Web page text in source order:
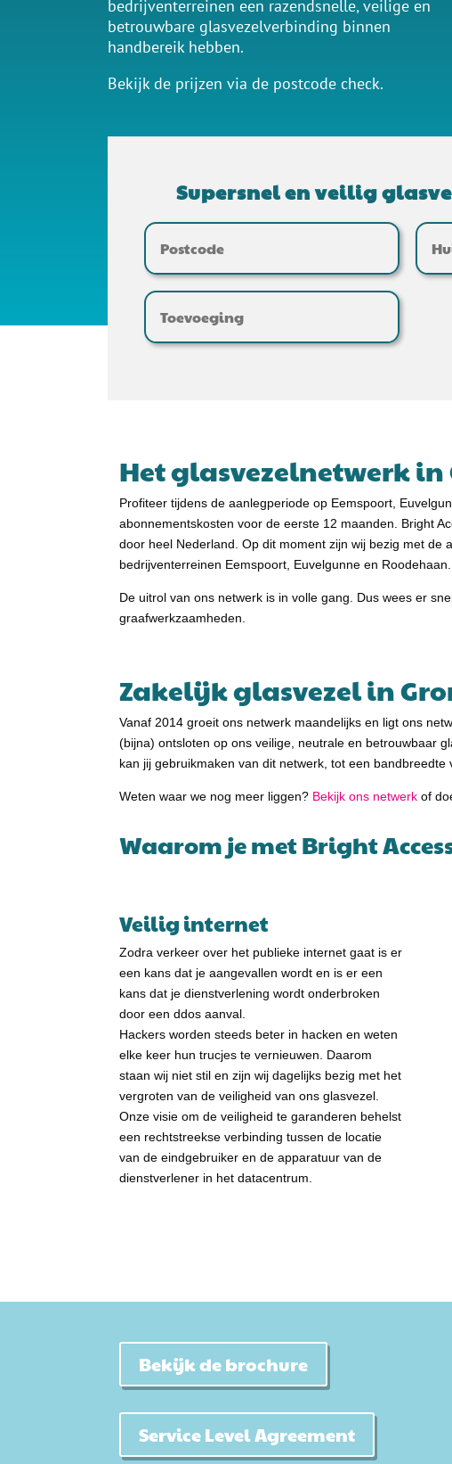
bedrijventerreinen een razendsnelle, veilige en
betrouwbare glasvezelverbinding binnen
handbereik hebben.
Bekijk de prijzen via de postcode check.
Supersnel en veilig
Het glasvezelnetwerk
Profiteer tijdens de aanlegperiode op Eemspoort,
abonnementskosten voor de eerste 12 maanden. Bright
door heel Nederland. Op dit moment zijn wij bezig met de
bedrijventerreinen Eemspoort, Euvelgunne en Roodehaan.
De uitrol van ons netwerk is in volle gang. Dus wees er
graafwerkzaamheden.
Zakelijk glasvezel in
Vanaf 2014 groeit ons netwerk maandelijks en ligt ons
(bijna) ontsloten op ons veilige, neutrale en betrouwbaar
kan jij gebruikmaken van dit netwerk, tot een bandbreedte
Weten waar we nog meer liggen? Bekijk ons netwerk of
Waarom je met Bright
Veilig internet
Zodra verkeer over het publieke internet gaat is er
een kans dat je aangevallen wordt en is er een
kans dat je dienstverlening wordt onderbroken
door een ddos aanval.
Hackers worden steeds beter in hacken en weten
elke keer hun trucjes te vernieuwen. Daarom
staan wij niet stil en zijn wij dagelijks bezig met het
vergroten van de veiligheid van ons glasvezel.
Onze visie om de veiligheid te garanderen behelst
een rechtstreekse verbinding tussen de locatie
van de eindgebruiker en de apparatuur van de
dienstverlener in het datacentrum.
Bekijk de brochure
Service Level Agreement